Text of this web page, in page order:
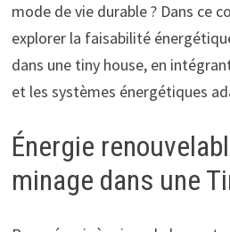
mode de vie durable ? Dans ce
explorer la faisabilité
dans une tiny house, en
et les systèmes énergétiques
Énergie
minage dans une